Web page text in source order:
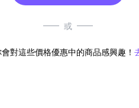
或
對這些價格優惠中的商品感興趣！